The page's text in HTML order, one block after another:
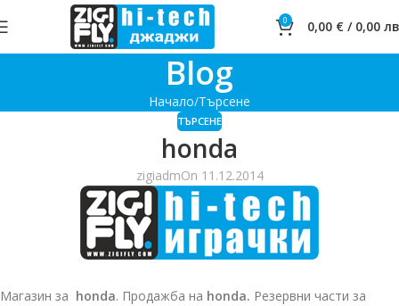
0 0,00 € / 0,00
Blog
Начало Търсене
ТЪРСЕНЕ
honda
zigiadmOn 11.12.2014
Магазин за honda. Продажба на honda. Резервни части за